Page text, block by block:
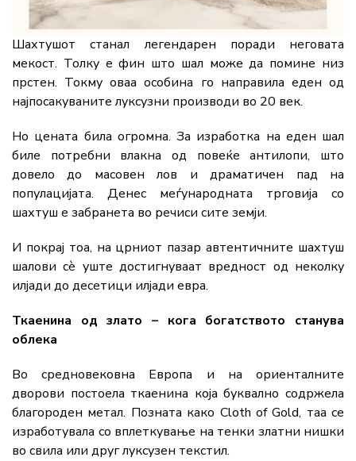
Шахтушот станал легендарен поради неговата
мекост. Толку е фин што шал може да помине низ
прстен. Токму оваа особина го направила еден од
најпосакуваните луксузни производи во 20 век.
Но цената била огромна. За изработка на еден шал
биле потребни влакна од повеќе антилопи, што
довело до масовен лов и драматичен пад на
популацијата. Денес меѓународната трговија со
шахтуш е забранета во речиси сите земји.
И покрај тоа, на црниот пазар автентичните шахтуш
шалови сè уште достигнуваат вредност од неколку
илјади до десетици илјади евра.
Ткаенина од злато – кога богатството станува
облека
Во средновековна Европа и на ориенталните
дворови постоела ткаенина која буквално содржела
благороден метал. Позната како Cloth of Gold, таа се
изработувала со вплеткување на тенки златни нишки
во свила или друг луксузен текстил.